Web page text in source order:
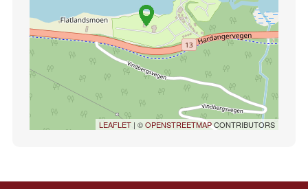
LEAFLET | ©OPENSTREETMAPCONTRIBUTORS